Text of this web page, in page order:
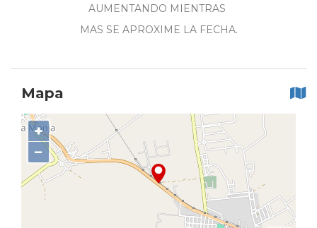
AUMENTANDO MIENTRAS
MAS SE APROXIME LA FECHA.
Mapa
+
−